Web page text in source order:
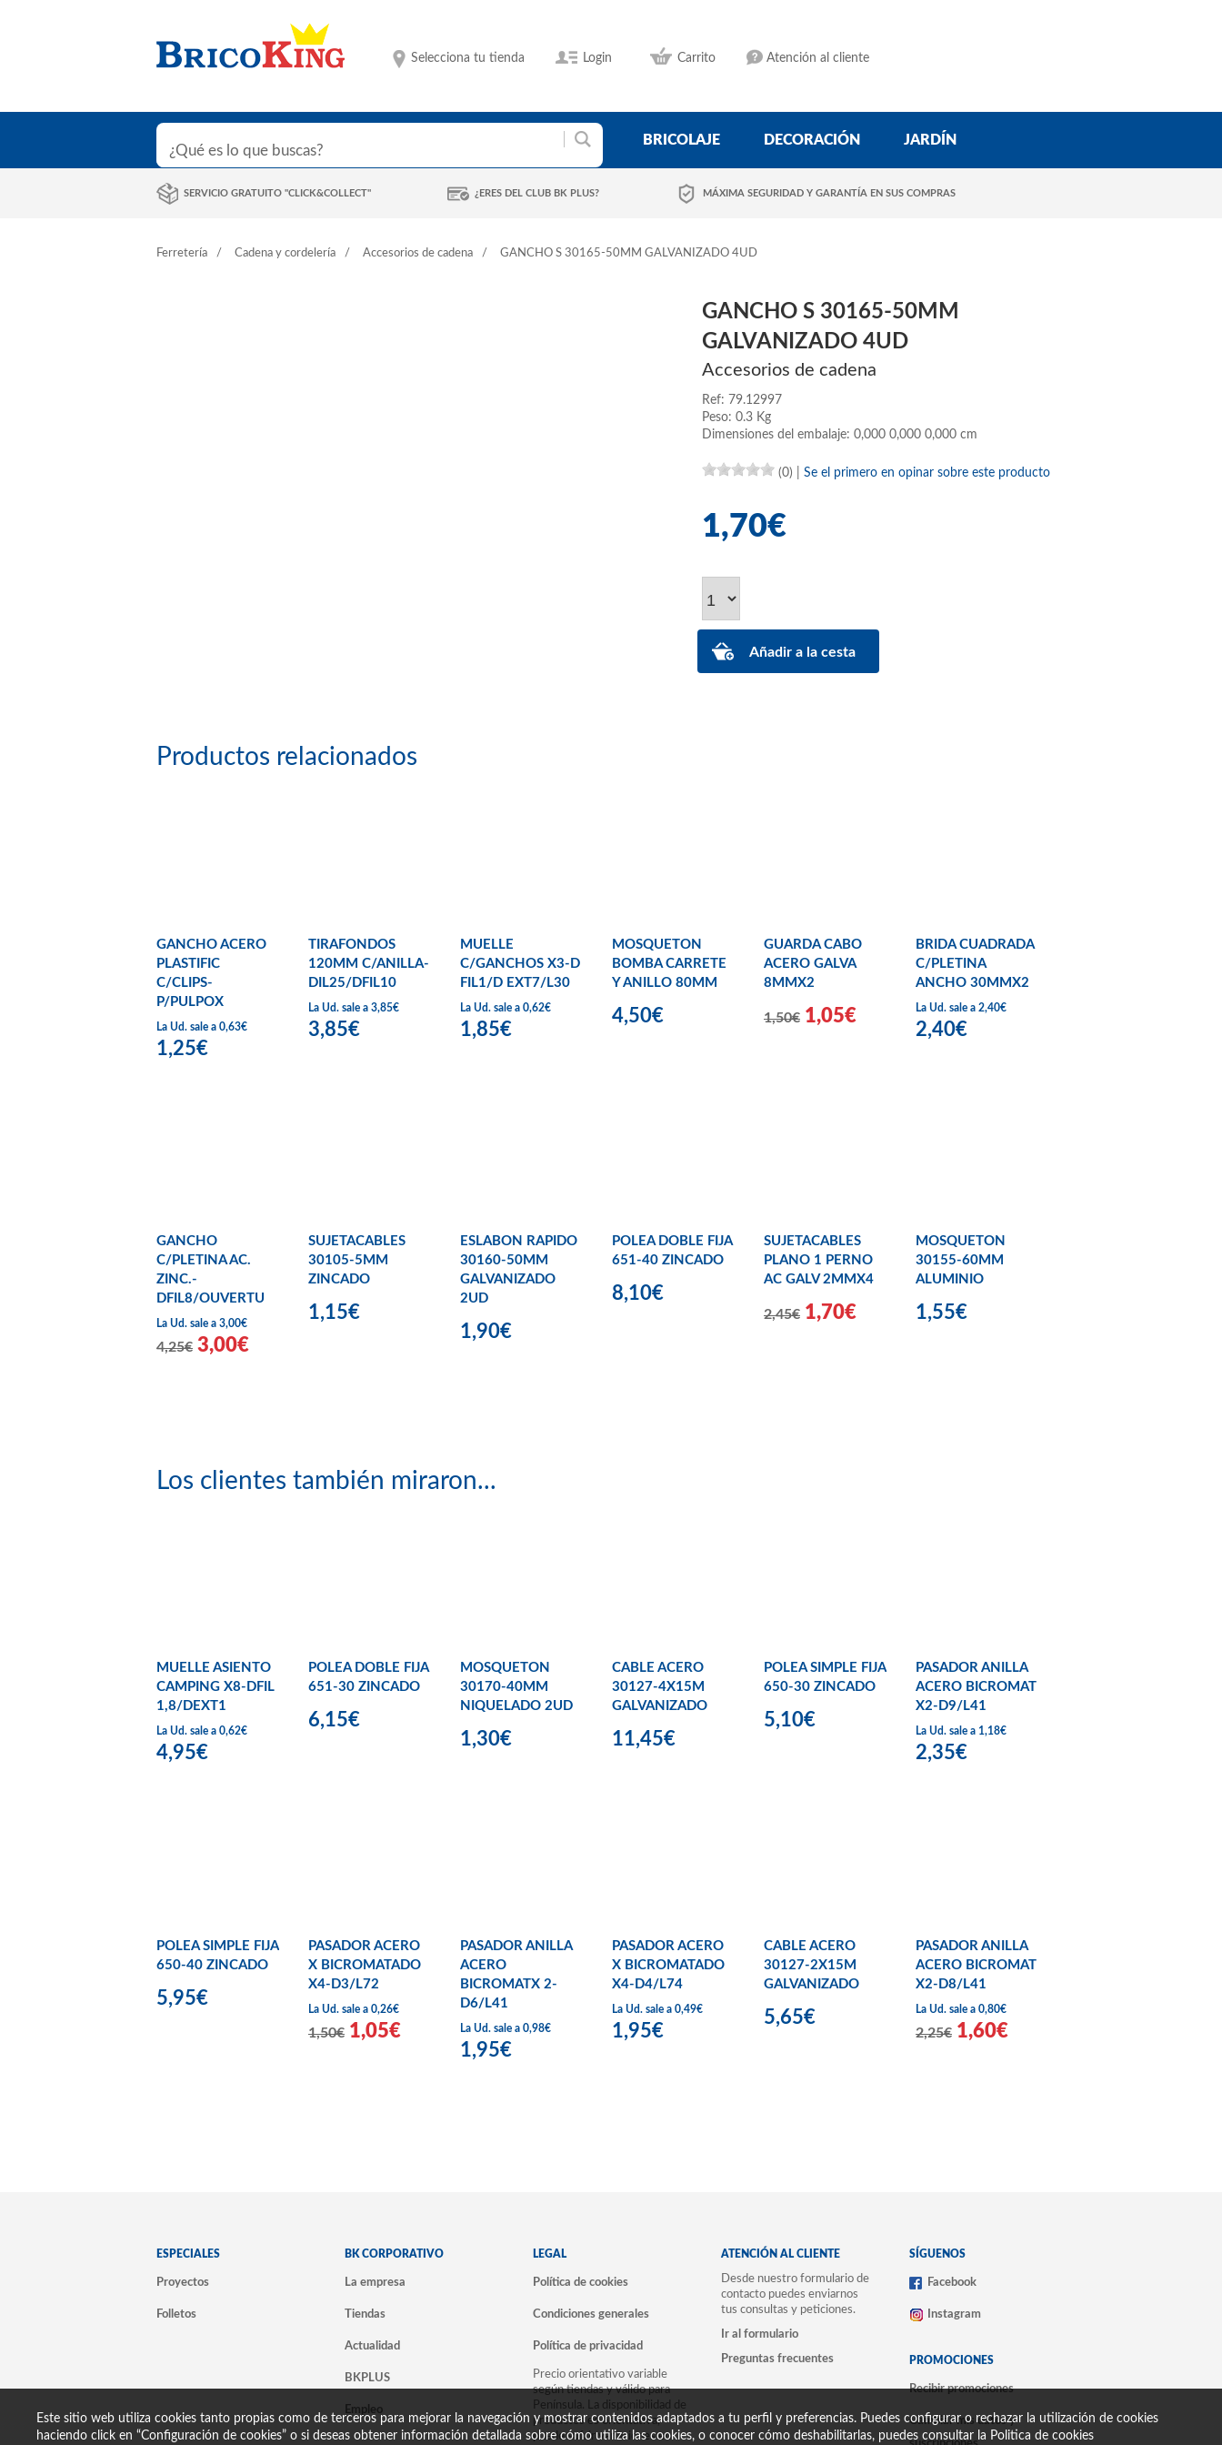
Selecciona tu tienda Login Carrito Atención al cliente
BRICOLAJE DECORACIÓN JARDÍN
SERVICIO GRATUITO "CLICK&COLLECT" ¿ERES DEL CLUB BK PLUS? MÁXIMA SEGURIDAD Y GARANTÍA EN SUS COMPRAS
Ferretería Cadena y cordelería Accesorios de cadena GANCHO S 30165-50MM GALVANIZADO 4UD
GANCHO S 30165-50MM
GALVANIZADO 4UD
Accesorios de cadena
Ref: 79.12997
Peso: 0.3 Kg
Dimensiones del embalaje: 0,000 0,000 0,000 cm
(0) Se el primero en opinar sobre este producto
1,70€
Productos relacionados
GANCHO ACERO
PLASTIFIC
C/CLIPS-
P/PULPOX
La Ud. sale a 0,63€
1,25€
TIRAFONDOS
120MM C/ANILLA-
DIL25/DFIL10
La Ud. sale a 3,85€
3,85€
MUELLE
C/GANCHOS X3-D
FIL1/D EXT7/L30
La Ud. sale a 0,62€
1,85€
MOSQUETON
BOMBA CARRETE
Y ANILLO 80MM
4,50€
GUARDA CABO
ACERO GALVA
8MMX2
1,50€ 1,05€
BRIDA CUADRADA
C/PLETINA
ANCHO 30MMX2
La Ud. sale a 2,40€
2,40€
GANCHO
C/PLETINA AC.
ZINC.-
DFIL8/OUVERTU
La Ud. sale a 3,00€
4,25€ 3,00€
SUJETACABLES
30105-5MM
ZINCADO
1,15€
ESLABON RAPIDO
30160-50MM
GALVANIZADO
2UD
1,90€
POLEA DOBLE FIJA
651-40 ZINCADO
8,10€
SUJETACABLES
PLANO 1 PERNO
AC GALV 2MMX4
2,45€ 1,70€
MOSQUETON
30155-60MM
ALUMINIO
1,55€
Los clientes también miraron...
MUELLE ASIENTO
CAMPING X8-DFIL
1,8/DEXT1
La Ud. sale a 0,62€
4,95€
POLEA DOBLE FIJA
651-30 ZINCADO
6,15€
MOSQUETON
30170-40MM
NIQUELADO 2UD
1,30€
CABLE ACERO
30127-4X15M
GALVANIZADO
11,45€
POLEA SIMPLE FIJA
650-30 ZINCADO
5,10€
PASADOR ANILLA
ACERO BICROMAT
X2-D9/L41
La Ud. sale a 1,18€
2,35€
POLEA SIMPLE FIJA
650-40 ZINCADO
5,95€
PASADOR ACERO
X BICROMATADO
X4-D3/L72
La Ud. sale a 0,26€
1,50€ 1,05€
PASADOR ANILLA
ACERO
BICROMATX 2-
D6/L41
La Ud. sale a 0,98€
1,95€
PASADOR ACERO
X BICROMATADO
X4-D4/L74
La Ud. sale a 0,49€
1,95€
CABLE ACERO
30127-2X15M
GALVANIZADO
5,65€
PASADOR ANILLA
ACERO BICROMAT
X2-D8/L41
La Ud. sale a 0,80€
2,25€ 1,60€
ESPECIALES
Proyectos
Folletos
BK CORPORATIVO
La empresa
Tiendas
Actualidad
BKPLUS
Empleo
LEGAL
Política de cookies
Condiciones generales
Política de privacidad
Precio orientativo variable
según tiendas y válido para
Península. La disponibilidad de
productos es orientativa,
puede sufrir variaciones en
ATENCIÓN AL CLIENTE
Desde nuestro formulario de
contacto puedes enviarnos
tus consultas y peticiones.
Ir al formulario
Preguntas frecuentes
SÍGUENOS
Facebook
Instagram
PROMOCIONES
Recibir promociones
Cambiar mis datos y
Este sitio web utiliza cookies tanto propias como de terceros para mejorar la navegación y mostrar contenidos adaptados a tu perfil y preferencias. Puedes configurar o rechazar la utilización de cookies
haciendo click en “Configuración de cookies” o si deseas obtener información detallada sobre cómo utiliza las cookies, o conocer cómo deshabilitarlas, puedes consultar la Politica de cookies